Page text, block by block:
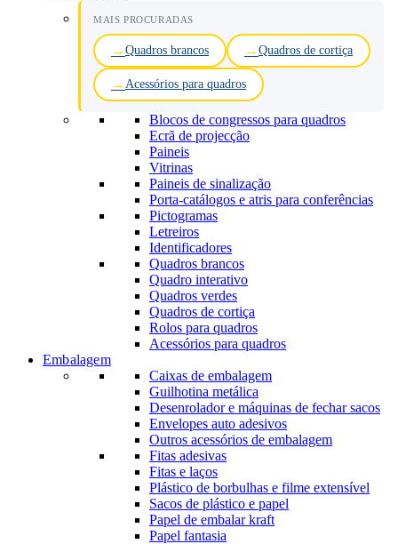
MAIS PROCURADAS
Quadros brancos Quadros de cortiça
Acessórios para quadros
Blocos de congressos para quadros
Ecrã de projecção
Paineis
Vitrinas
Paineis de sinalização
Porta-catálogos e atris para conferências
Pictogramas
Letreiros
Identificadores
Quadros brancos
Quadro interativo
Quadros verdes
Quadros de cortiça
Rolos para quadros
Acessórios para quadros
Embalagem
Caixas de embalagem
Guilhotina metálica
Desenrolador e máquinas de fechar sacos
Envelopes auto adesivos
Outros acessórios de embalagem
Fitas adesivas
Fitas e laços
Plástico de borbulhas e filme extensível
Sacos de plástico e papel
Papel de embalar kraft
Papel fantasia